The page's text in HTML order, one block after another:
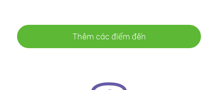
Thêm các điểm đến